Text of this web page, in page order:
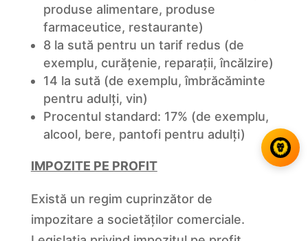
produse alimentare, produse
farmaceutice, restaurante)
8 la sută pentru un tarif redus (de
exemplu, curățenie, reparații, încălzire)
14 la sută (de exemplu, îmbrăcăminte
pentru adulți, vin)
Procentul standard: 17% (de exemplu,
alcool, bere, pantofi pentru adulți)
IMPOZITE PE PROFIT
Există un regim cuprinzător de
impozitare a societăților comerciale.